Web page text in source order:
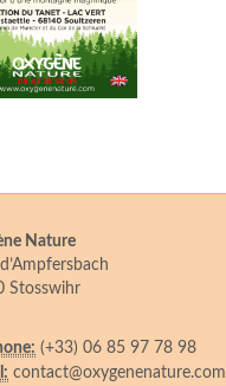
Nature
Stosswihr
(+33) 06 85 97 78 98
contact@oxygenenature.com